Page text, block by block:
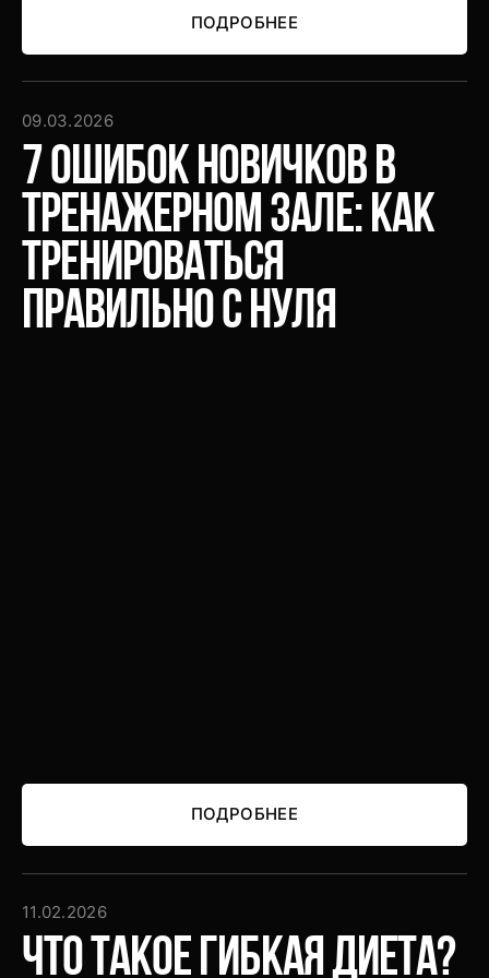
ПОДРОБНЕЕ
09.03.2026
7 ошибок новичков в
тренажерном зале: как
тренироваться
правильно с нуля
ПОДРОБНЕЕ
11.02.2026
Что такое гибкая диета?